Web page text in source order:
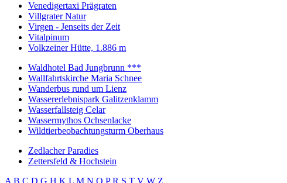
Venedigertaxi Prägraten
Villgrater Natur
Virgen - Jenseits der Zeit
Vitalpinum
Volkzeiner Hütte, 1.886 m
Waldhotel Bad Jungbrunn ***
Wallfahrtskirche Maria Schnee
Wanderbus rund um Lienz
Wassererlebnispark Galitzenklamm
Wasserfallsteig Celar
Wassermythos Ochsenlacke
Wildtierbeobachtungsturm Oberhaus
Zedlacher Paradies
Zettersfeld & Hochstein
A B C D G H K L M N O P R S T V W Z